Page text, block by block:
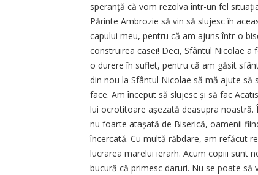
speranță că vom rezolva într-un fel
Părinte Ambrozie să vin să slujesc în
capului meu, pentru că am ajuns într-o
construirea casei! Deci, Sfântul Nicolae
o durere în suflet, pentru că am găsit
din nou la Sfântul Nicolae să mă ajute să
face. Am început să slujesc și să fac
lui ocrotitoare așezată deasupra
nu foarte atașată de Biserică, oamenii
încercată. Cu multă răbdare, am refăcut
lucrarea marelui ierarh. Acum copiii sunt
bucură că primesc daruri. Nu se poate să